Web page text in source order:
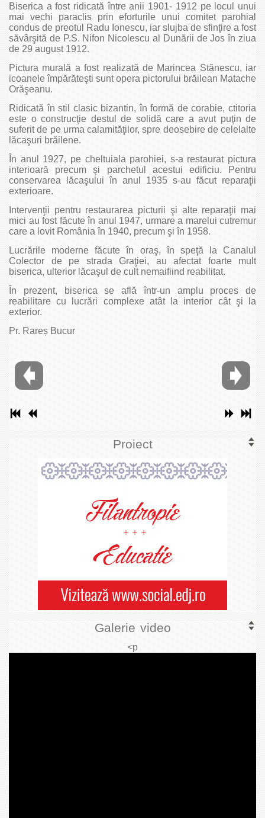
Biserica a fost ridicată între anii 1901- 1912 pe locul unui
mai vechi paraclis prin eforturile unui comitet parohial
condus de preotul Radu Ionescu, iar slujba de sfinţire a fost
săvârşită de P.S. Nifon Nicolescu al Dunării de Jos în ziua
de 29 august 1912.
Pictura murală a fost realizată de Marincea Stănescu, iar
icoanele împărăteşti sunt opera pictorului brăilean Matache
Orăşeanu.
Ridicată în stil clasic bizantin, în formă de corabie, ctitoria
este o construcţie destul de solidă care a avut puţin de
suferit de pe urma calamităţilor, spre deosebire de celelalte
lăcaşuri brăilene.
În anul 1927, pe cheltuiala parohiei, s-a restaurat pictura
interioară precum şi parchetul acestui edificiu. Pentru
conservarea lăcaşului în anul 1935 s-au făcut reparaţii
exterioare.
Intervenţii pentru restaurarea picturii şi alte reparaţii mai
mici au fost făcute în anul 1947, urmare a marelui cutremur
care a lovit România în 1940, precum şi în 1958.
Lucrările moderne făcute în oraş, în speţă la Canalul
Colector de pe strada Graţiei, au afectat foarte mult
biserica, ulterior lăcaşul de cult nemaifiind reabilitat.
În prezent, biserica se află într-un amplu proces de
reabilitare cu lucrări complexe atât la interior cât şi la
exterior.
Pr. Rareș Bucur
Proiect
Galerie video
<p